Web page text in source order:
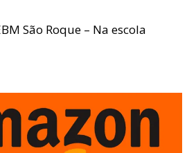
São Roque – Na escola